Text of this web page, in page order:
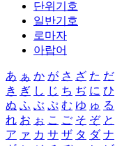
단위기호
일반기호
로마자
아랍어
あ ぁ か が さ ざ た だ
き ぎ し じ ち ぢ に ひ
ぬ ふ ぶ ぷ む ゆ ゅ る
れ お ぉ こ ご そ ぞ と
ア ァ カ サ ザ タ ダ ナ